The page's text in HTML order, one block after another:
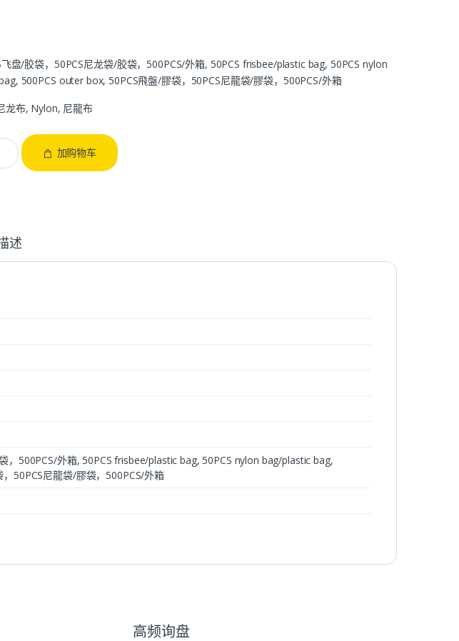
飞盘/胶袋，50PCS尼龙袋/胶袋，500PCS/外箱, 50PCS frisbee/plastic bag, 50PCS nylon
500PCS outer box, 50PCS飛盤/膠袋，50PCS尼龍袋/膠袋，500PCS/外箱
龙布, Nylon, 尼龍布
加购物车
述
，500PCS/外箱, 50PCS frisbee/plastic bag, 50PCS nylon bag/plastic bag,
50PCS尼龍袋/膠袋，500PCS/外箱
高频询盘